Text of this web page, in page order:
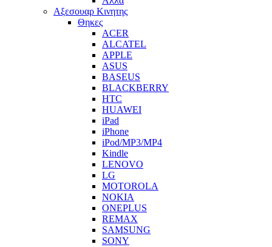
Αξεσουαρ Κινητης
Θηκες
ACER
ALCATEL
APPLE
ASUS
BASEUS
BLACKBERRY
HTC
HUAWEI
iPad
iPhone
iPod/MP3/MP4
Kindle
LENOVO
LG
MOTOROLA
NOKIA
ONEPLUS
REMAX
SAMSUNG
SONY